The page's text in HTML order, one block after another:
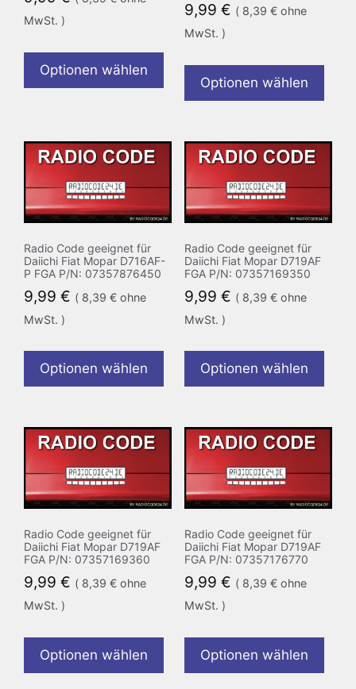
MwSt. )
Optionen wählen
9,99 € ( 8,39 €ohne
MwSt. )
Optionen wählen
Radio Code geeignet für
Daiichi Fiat Mopar D716AF-
P FGA P/N: 07357876450
9,99 € ( 8,39 € ohne
MwSt. )
Optionen wählen
Radio Code geeignet für
Daiichi Fiat Mopar D719AF
FGA P/N: 07357169350
9,99 € ( 8,39 €ohne
MwSt. )
Optionen wählen
Radio Code geeignet für
Daiichi Fiat Mopar D719AF
FGA P/N: 07357169360
9,99 € ( 8,39 € ohne
MwSt. )
Optionen wählen
Radio Code geeignet für
Daiichi Fiat Mopar D719AF
FGA P/N: 07357176770
9,99 € ( 8,39 €ohne
MwSt. )
Optionen wählen